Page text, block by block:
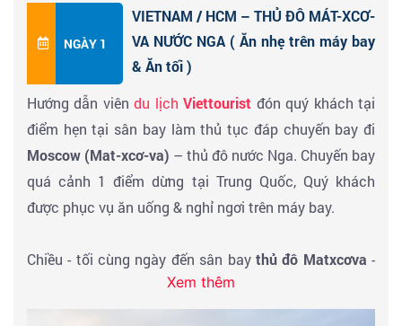
NGÀY 1
VIETNAM / HCM – THỦ ĐÔ MÁT-XCƠ-
VA NƯỚC NGA ( Ăn nhẹ trên máy bay
& Ăn tối )
Hướng dẫn viêndu lịch Viettourist đón quý khách tại
điểm hẹn tại sân bay làm thủ tục đáp chuyến bay đi
Moscow (Mat-xcơ-va) – thủ đô nước Nga. Chuyến bay
quá cảnh 1 điểm dừng tại Trung Quốc, Quý khách
được phục vụ ăn uống & nghỉ ngơi trên máy bay.
Chiều - tối cùng ngày đến sân bay thủ đô Matxcơva -
Đoàn làm thủ tục nhập cảnh. Xe và HDV địa phương
đón đoàn đưa về khách sạn và dùng bữa tối tại nhà
Xem thêm